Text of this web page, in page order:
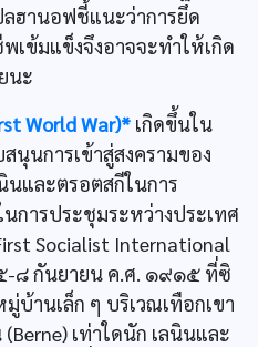
ลฮานอฟชี้แนะว่าการยึด
ข้มแข็งจึงอาจจะทำให้เกิด
นะ
World War)* เกิดขึ้นใน
นการเข้าสู่สงครามของ
นและตรอตสกีในการ
การประชุมระหว่างประเทศ
Socialist International
-๘ กันยายน ค.ศ. ๑๙๑๕ ที่ซิ
บ้านเล็ก ๆ บริเวณเทือกเขา
เท่าใดนัก เลนินและ